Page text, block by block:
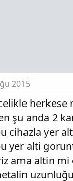
2015
herkese
şu anda 2
cihazla yer
yer alti
ama altin